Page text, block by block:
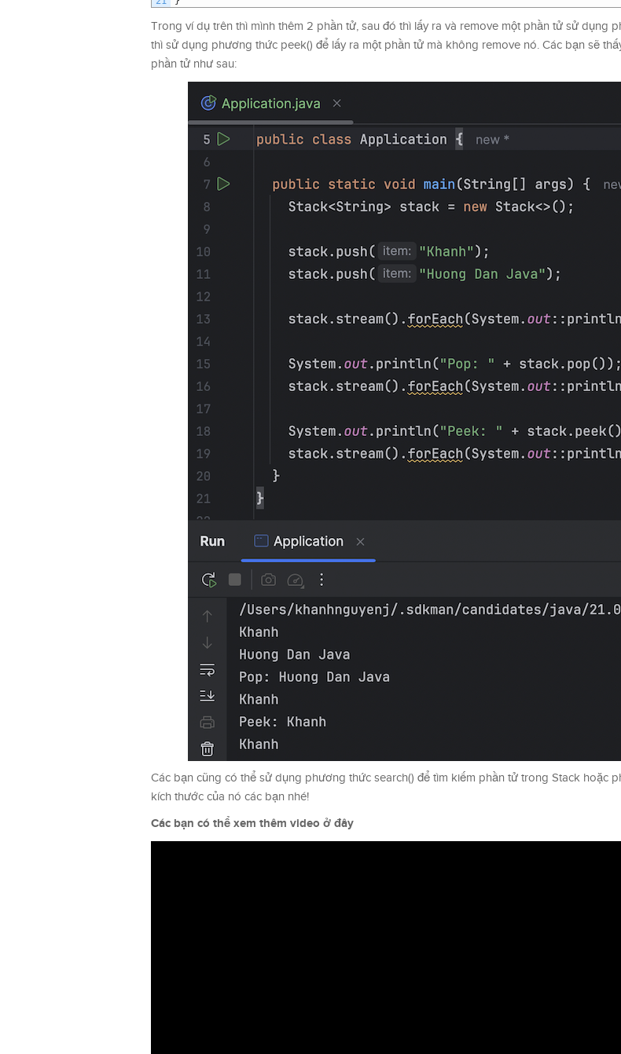
Trong ví dụ trên thì mình thêm 2 phần tử, sau đó thì lấy ra và remove một phần tử sử dụng
thì sử dụng phương thức peek() để lấy ra một phần tử mà không remove nó. Các bạn sẽ
phần tử như sau:
Các bạn cũng có thể sử dụng phương thức search() để tìm kiếm phần tử trong Stack hoặc
kích thước của nó các bạn nhé!
Các bạn có thể xem thêm video ở đây